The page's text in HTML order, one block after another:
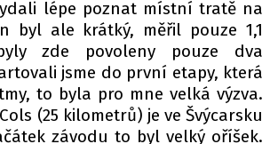
ETICKÝ KODEX
KONTAKT
VYDAVATEL
INZERCE
lépe poznat místní tratě na
byl ale krátký, měřil pouze 1,1
zde povoleny pouze dva
jsme do první etapy, která
to byla pro mne velká výzva.
(25 kilometrů) je ve Švýcarsku
závodu to byl velký oříšek.